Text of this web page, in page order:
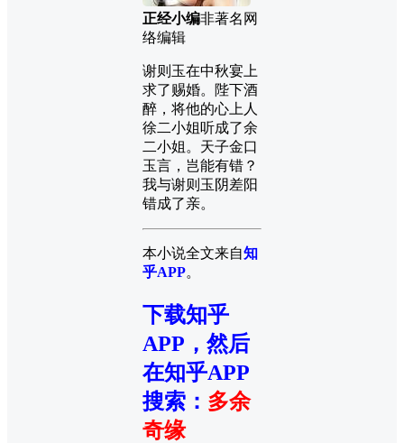
正经小编非著名网
络编辑
谢则玉在中秋宴上
求了赐婚。陛下酒
醉，将他的心上人
徐二小姐听成了余
二小姐。天子金口
玉言，岂能有错？
我与谢则玉阴差阳
错成了亲。
本小说全文来自知
乎APP。
下载知乎
APP，然后
在知乎APP
搜索 ： 多余
奇缘